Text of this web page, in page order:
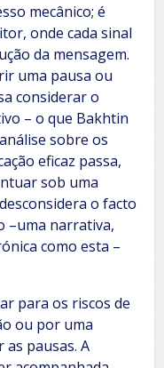
mecânico; é
onde cada sinal
da mensagem.
uma pausa ou
considerar o
– o que Bakhtin
sobre os
eficaz passa,
sob uma
o facto
–uma narrativa,
como esta –
para os riscos de
ou por uma
as pausas. A